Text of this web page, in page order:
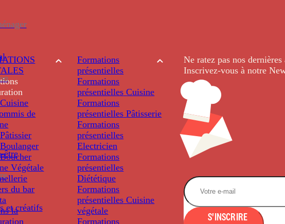
être
et créatifs
de
Végétale
du bar
la
Formations
présentielles
Formations
présentielles Cuisine
Formations
présentielles Pâtisserie
Formations
présentielles
Electricien
Formations
présentielles
Diététique
Formations
présentielles Cuisine
végétale
Formations
Ne ratez pas nos dernières
Inscrivez-vous à notre
S'INSCRIRE